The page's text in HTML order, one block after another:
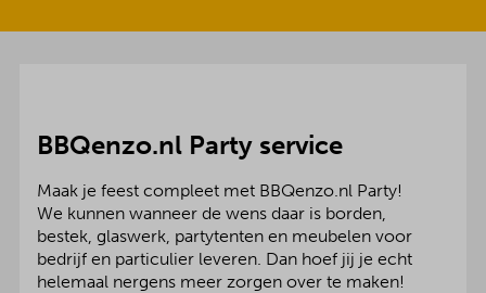
BBQenzo.nl Party service
Maak je feest compleet met BBQenzo.nl Party!
We kunnen wanneer de wens daar is borden,
bestek, glaswerk, partytenten en meubelen voor
bedrijf en particulier leveren. Dan hoef jij je echt
helemaal nergens meer zorgen over te maken!